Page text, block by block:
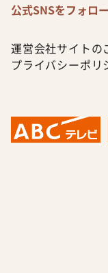
公式SNSをフォロー
運営会社サイトの
プライバシーポリ